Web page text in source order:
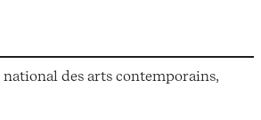
des arts contemporains,